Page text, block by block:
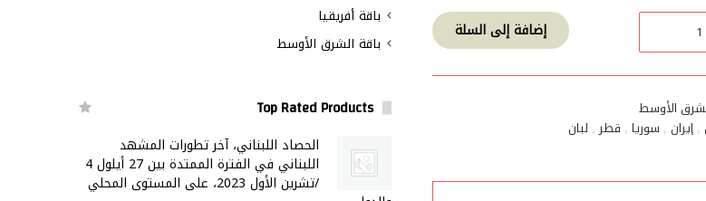
إضافة إلى السلة
الأوسط
,إيران , سوريا , قطر , لبان
باقة أفريقيا
باقة الشرق الأوسط
Top Rated Products
الحصاد اللبناني، آخر تطورات المشهد
اللبناني في الفترة الممتدة بين 27 أيلول 4
/تشرين الأول 2023، على المستوى المحلي